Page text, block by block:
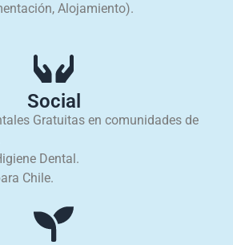
Alojamiento).
Social
Gratuitas en comunidades de
Dental.
Chile.